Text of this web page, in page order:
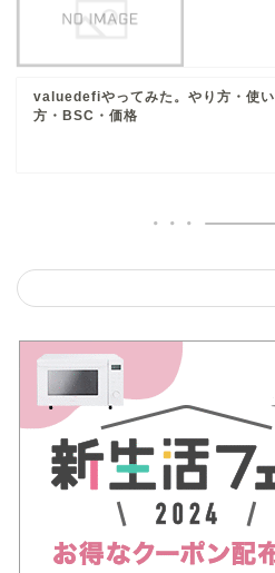
valuedefiやってみた。やり方・使い
方・BSC・価格